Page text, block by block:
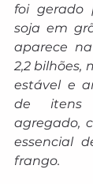
foi gerado
soja em
aparece
2,2 bilhões,
estável e
de itens
agregado,
essencial
frango.